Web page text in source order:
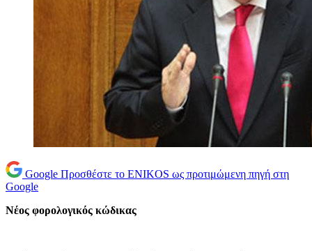
Google Προσθέστε το ENIKOS ως προτιμώμενη πηγή στη
Google
Νέος φορολογικός κώδικας